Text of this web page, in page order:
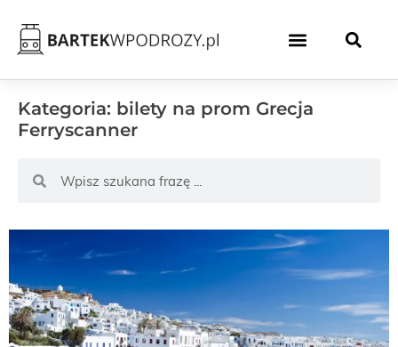
Kategoria: bilety na prom Grecja
Ferryscanner